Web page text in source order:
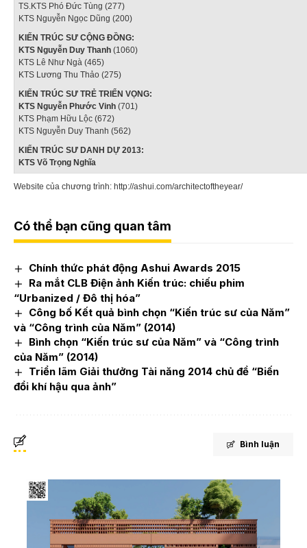
TS.KTS Phó Đức Tùng (277)
KTS Nguyễn Ngọc Dũng (200)
KIẾN TRÚC SƯ CỘNG ĐỒNG:
KTS Nguyễn Duy Thanh (1060)
KTS Lê Như Ngà (465)
KTS Lương Thu Thảo (275)
KIẾN TRÚC SƯ TRẺ TRIỂN VỌNG:
KTS Nguyễn Phước Vinh (701)
KTS Phạm Hữu Lộc (672)
KTS Nguyễn Duy Thanh (562)
KIẾN TRÚC SƯ DANH DỰ 2013:
KTS Võ Trọng Nghĩa
Website của chương trình: http://ashui.com/architectoftheyear/
Có thể bạn cũng quan tâm
Chính thức phát động Ashui Awards 2015
Ra mắt CLB Điện ảnh Kiến trúc: chiếu phim
“Urbanized / Đô thị hóa”
Công bố Kết quả bình chọn “Kiến trúc sư của Năm”
và “Công trình của Năm” (2014)
Bình chọn “Kiến trúc sư của Năm” và “Công trình
của Năm” (2014)
Triển lãm Giải thưởng Tài năng 2014 chủ đề “Biến
đổi khí hậu qua ảnh”
Bình luận